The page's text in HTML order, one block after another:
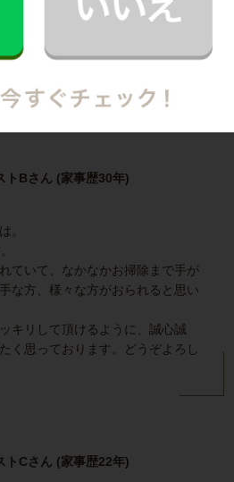
間を作るためのお手伝いをさせて
す。どうぞよろしくお願い致しま
トBさん (家事歴30年)
。
ていて、なかなかお掃除まで手が
な方、様々な方がおられると思い
キリして頂けるように、誠心誠
く思っております。どうぞよろし
トCさん (家事歴22年)